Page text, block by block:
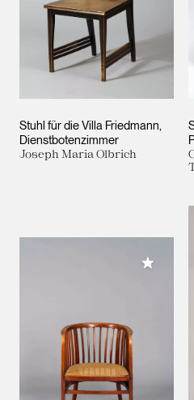
Stuhl für die Villa Friedmann,
Dienstbotenzimmer
Joseph Maria Olbrich
Meiner